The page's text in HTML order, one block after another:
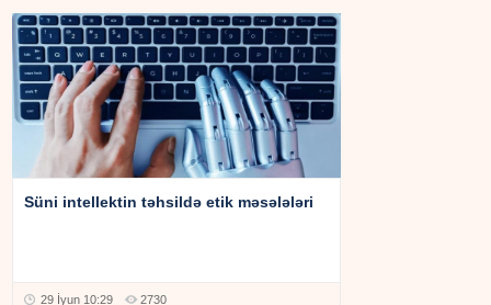
Süni intellektin təhsildə etik məsələləri
29 İyun 10:29 2730